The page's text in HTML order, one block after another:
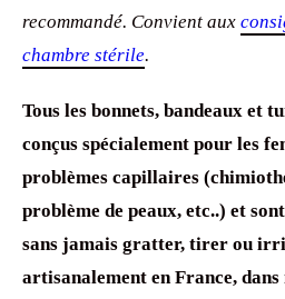
recommandé. Convient aux
chambre stérile.
Tous les bonnets, bandeaux et
conçus spécialement pour les
problèmes capillaires
problème de peaux, etc..) et
sans jamais gratter, tirer ou
artisanalement en France,